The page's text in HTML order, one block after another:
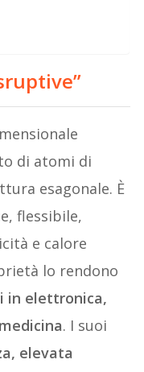
di atomi di
esagonale. È
flessibile,
e calore
lo rendono
in elettronica,
. I suoi
elevata